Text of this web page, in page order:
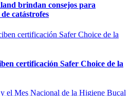
brindan consejos para
catástrofes
certificación Safer Choice de la